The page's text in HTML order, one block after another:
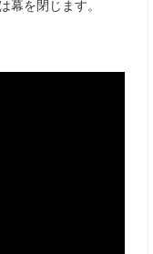
幕を閉じます。